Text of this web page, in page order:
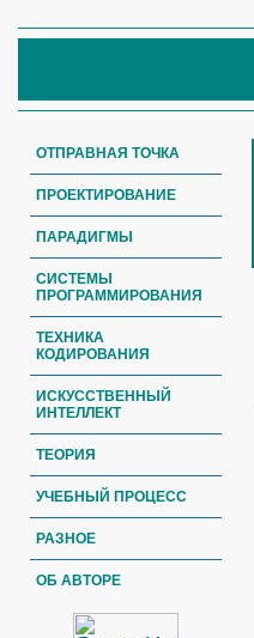
ОТПРАВНАЯ ТОЧКА
ПРОЕКТИРОВАНИЕ
ПАРАДИГМЫ
СИСТЕМЫ
ПРОГРАММИРОВАНИЯ
ТЕХНИКА
КОДИРОВАНИЯ
ИСКУССТВЕННЫЙ
ИНТЕЛЛЕКТ
ТЕОРИЯ
УЧЕБНЫЙ ПРОЦЕСС
РАЗНОЕ
ОБ АВТОРЕ